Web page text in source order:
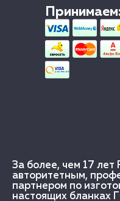
Принимаем:
За более, чем 17 лет
авторитетным,
партнером по
настоящих бланках